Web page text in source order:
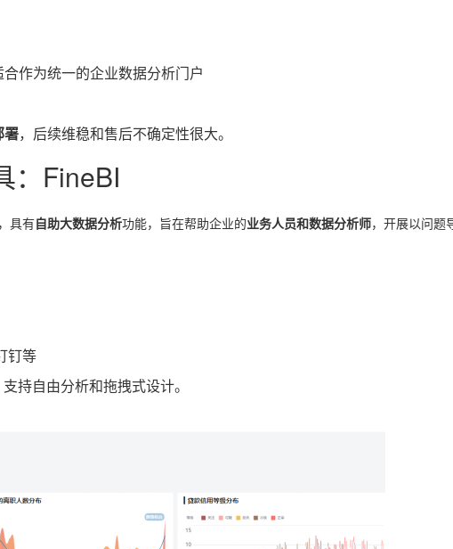
作为统一的企业数据分析门户
署，后续维稳和售后不确定性很大。
：FineBI
具有自助大数据分析功能，旨在帮助企业的业务人员和数据分析师，开展以问题
钉等
支持自由分析和拖拽式设计。